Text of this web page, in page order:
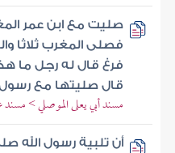
صليت مع ابن عمر
فصلى المغرب ثلاثا
فرغ قال له رجل ما
قال صليتها مع رسول
مسند أبي يعلى الموصلي > مسند
أن تلبية رسول الله